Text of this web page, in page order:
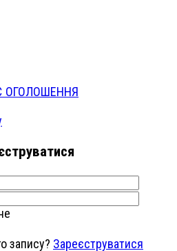
ОГОЛОШЕННЯ
запису? Зареєструватися